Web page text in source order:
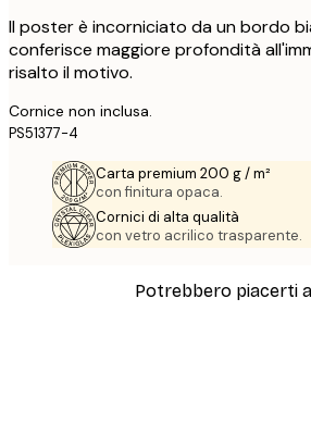
Il poster è incorniciato da un bordo
conferisce maggiore profondità
risalto il motivo.
Cornice non inclusa.
PS51377-4
Carta premium 200 g / m²
con finitura opaca.
Cornici di alta qualità
con vetro acrilico trasparente.
Potrebbero piacerti